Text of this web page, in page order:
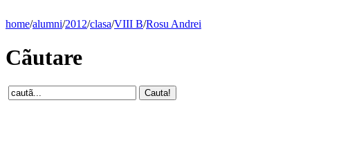
home/alumni/2012/clasa/VIII B/Rosu Andrei
Cãutare